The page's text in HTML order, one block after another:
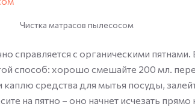
Чистка матрасов пылесосом
справляется с органическими пятнами.
способ: хорошо смешайте 200 мл.
средства для мытья посуды,
на пятно – оно начнет исчезать прямо